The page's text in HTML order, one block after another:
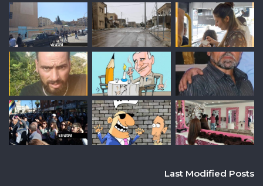
Last Modified Posts